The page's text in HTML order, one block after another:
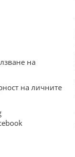
на
на личните